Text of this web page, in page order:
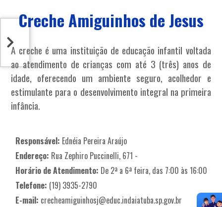
Creche Amiguinhos de Jesus
A creche é uma instituição de educação infantil voltada
ao atendimento de crianças com até 3 (três) anos de
idade, oferecendo um ambiente seguro, acolhedor e
estimulante para o desenvolvimento integral na primeira
infância.
Responsável: Ednéia Pereira Araújo
Endereço: Rua Zephiro Puccinelli, 671 -
Horário de Atendimento: De 2ª a 6ª feira, das 7:00 às 16:00
Telefone: (19) 3935-2790
E-mail: crecheamiguinhosj@educ.indaiatuba.sp.gov.br